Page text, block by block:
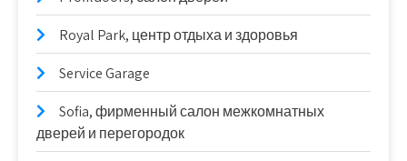
Royal Park, центр отдыха и здоровья
Service Garage
Sofia, фирменный салон межкомнатных
дверей и перегородок